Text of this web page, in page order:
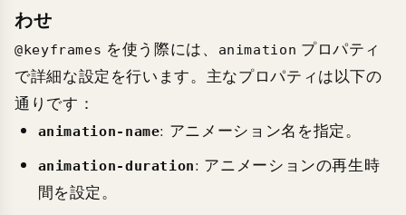
わせ
@keyframes を使う際には、 animation プロパティ
で詳細な設定を行います。主なプロパティは以下の
通りです：
animation-name: アニメーション名を指定。
animation-duration: アニメーションの再生時
間を設定。